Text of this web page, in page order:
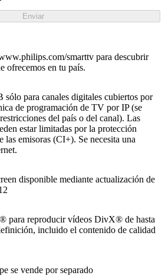
Enviar
smarttv para descubrir
ofrecemos en tu país.
sólo para canales digitales cubiertos por
de programación de TV por IP (se
del país o del canal). Las
estar limitadas por la protección
las emisoras (CI+). Se necesita una
disponible mediante actualización de
para reproducir vídeos DivX® de hasta
incluido el contenido de calidad
se vende por separado